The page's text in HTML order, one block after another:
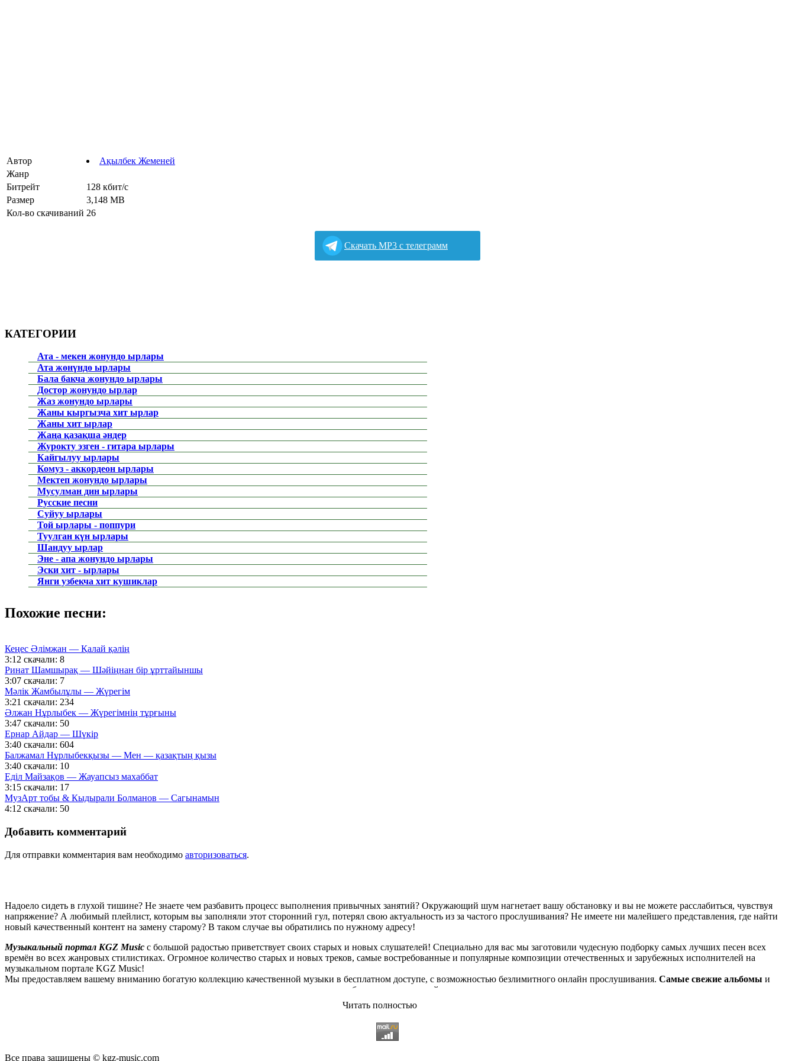
Автор
Ақылбек Жеменей
Жанр
Битрейт
128 кбит/с
Размер
3,148 MB
Кол-во скачиваний 26
Cкачать MP3 с телеграмм
КАТЕГОРИИ
Ата - мекен жонундо ырлары
Ата жөнүндө ырлары
Бала бакча жонундо ырлары
Достор жонундо ырлар
Жаз жонундо ырлары
Жаны кыргызча хит ырлар
Жаны хит ырлар
Жаңа қазақша әндер
Журокту эзген - гитара ырлары
Кайгылуу ырлары
Комуз - аккордеон ырлары
Мектеп жонундо ырлары
Мусулман дин ырлары
Русские песни
Суйуу ырлары
Той ырлары - поппури
Туулган күн ырлары
Шандуу ырлар
Эне - апа жонундо ырлары
Эски хит - ырлары
Янги узбекча хит кушиклар
Похожие песни:
Кеңес Әлімжан — Қалай қәлің
3:12 скачали: 8
Ринат Шамшырақ — Шәйіңнан бір ұрттайыншы
3:07 скачали: 7
Мәлік Жамбылұлы — Жүрегім
3:21 скачали: 234
Әлжан Нұрлыбек — Жүрегімнің тұрғыны
3:47 скачали: 50
Ернар Айдар — Шүкір
3:40 скачали: 604
Балжамал Нұрлыбекқызы — Мен — қазақтың қызы
3:40 скачали: 10
Еділ Майзақов — Жауапсыз махаббат
3:15 скачали: 17
МузАрт тобы & Кыдырали Болманов — Сагынамын
4:12 скачали: 50
Добавить комментарий
Для отправки комментария вам необходимо авторизоваться.
Надоело сидеть в глухой тишине? Не знаете чем разбавить процесс выполнения привычных занятий? Окружающий шум нагнетает вашу обстановку и вы не можете расслабиться, чувствуя
напряжение? А любимый плейлист, которым вы заполняли этот сторонний гул, потерял свою актуальность из за частого прослушивания? Не имеете ни малейшего представления, где найти
новый качественный контент на замену старому? В таком случае вы обратились по нужному адресу!
Музыкальный портал KGZ Music с большой радостью приветствует своих старых и новых слушателей! Специально для вас мы заготовили чудесную подборку самых лучших песен всех
времён во всех жанровых стилистиках. Огромное количество старых и новых треков, самые востребованные и популярные композиции отечественных и зарубежных исполнителей на
музыкальном портале KGZ Music!
Мы предоставляем вашему вниманию богатую коллекцию качественной музыки в бесплатном доступе, с возможностью безлимитного онлайн прослушивания. Самые свежие альбомы и
любимых исполнителей, и актуальные, всеми известные композиции старых времен.
Регулярные обновления, постоянные новинки, большой музыкальный ассортимент на любой вкус, и все это только на платформе KGZ Music. Наша команда с большой ответственностью
в различных музыкальных направлениях.
Мы предоставляем вам бесплатный доступ к первоклассному, тщательно подобранному контенту, и предлагаем вам возможность предварительного прослушивания перед загрузкой. Мы также
Читать полностью
Все права защищены © kgz-music.com